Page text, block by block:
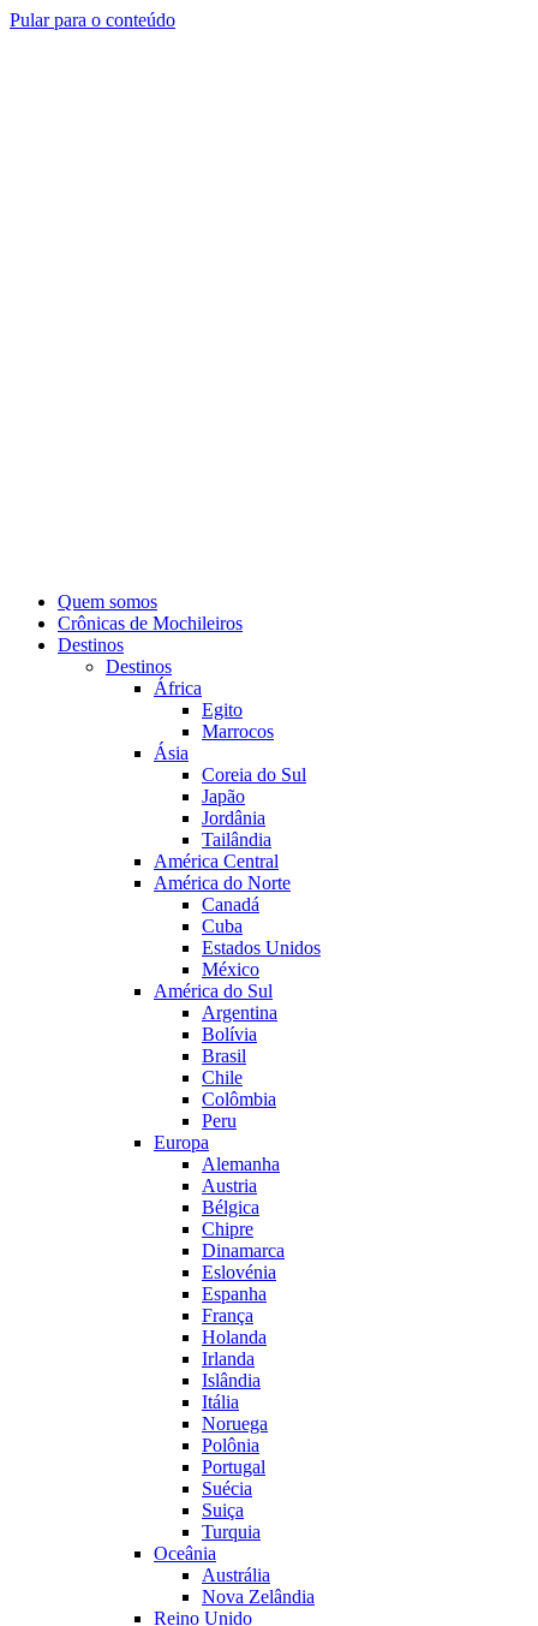
Pular para o conteúdo
Quem somos
Crônicas de Mochileiros
Destinos
Destinos
África
Egito
Marrocos
Ásia
Coreia do Sul
Japão
Jordânia
Tailândia
América Central
América do Norte
Canadá
Cuba
Estados Unidos
México
América do Sul
Argentina
Bolívia
Brasil
Chile
Colômbia
Peru
Europa
Alemanha
Austria
Bélgica
Chipre
Dinamarca
Eslovénia
Espanha
França
Holanda
Irlanda
Islândia
Itália
Noruega
Polônia
Portugal
Suécia
Suiça
Turquia
Oceânia
Austrália
Nova Zelândia
Reino Unido